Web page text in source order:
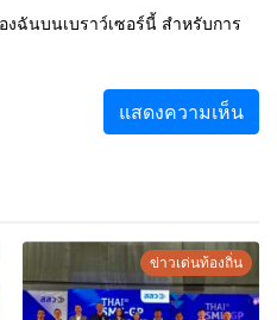
ฉันบนเบราว์เซอร์นี้ สำหรับการ
ข่าวเด่นท้องถิ่น